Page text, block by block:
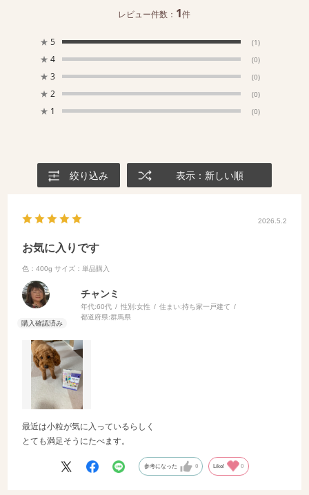
レビュー件数： 1件
★ 5 (1)
★ 4 (0)
★ 3 (0)
★ 2 (0)
★ 1 (0)
絞り込み 表示：新しい順
2026.5.2
お気に入りです
色：400g サイズ：単品購入
チャンミ
年代:60代 性別:女性 住まい:持ち家一戸建て
都道府県:群馬県
最近は小粒が気に入っているらしく
とても満足そうにたべます。
参考になった 0 Like! 0